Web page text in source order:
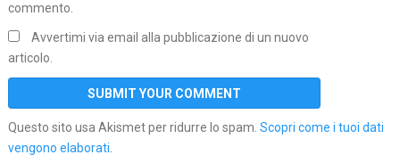
commento.
Avvertimi via email alla pubblicazione di un nuovo
articolo.
Questo sito usa Akismet per ridurre lo spam. Scopri come i tuoi dati
vengono elaborati.